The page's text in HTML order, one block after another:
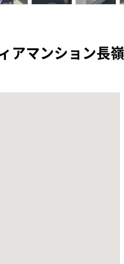
アマンション長